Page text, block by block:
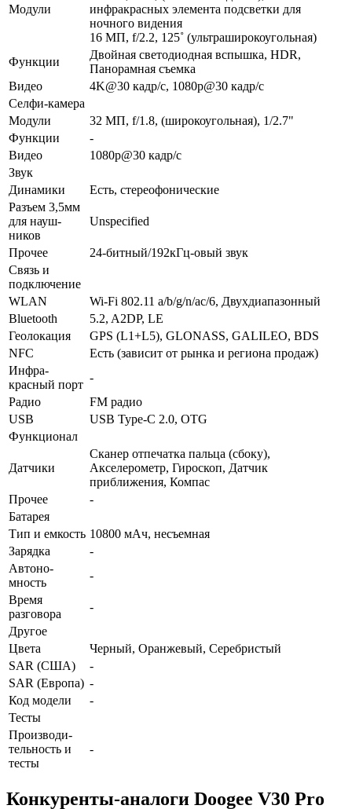
Модули
инфракрасных элемента подсветки для
ночного видения
16 МП, f/2.2, 125˚ (ультра­широкоугольная)
Функ­ции
Двойная светодиодная вспышка, HDR,
Панорамная съемка
Видео
4K@30 кадр/с, 1080p@30 кадр/с
Селфи-камера
Модули
32 МП, f/1.8, (широкоугольная), 1/2.7"
Функ­ции
-
Видео
1080p@30 кадр/с
Звук
Динамики
Есть, стереофонические
Разъем 3,5мм
для науш­
ников
Unspecified
Прочее
24-битный/192кГц-овый звук
Связь и
подключение
WLAN
Wi-Fi 802.11 a/b/g/n/ac/6, Двухдиапазонный
Bluetooth
5.2, A2DP, LE
Геолока­ция
GPS (L1+L5), GLONASS, GALILEO, BDS
NFC
Есть (зависит от рынка и региона продаж)
Инфра­
красный порт
-
Радио
FM радио
USB
USB Type-C 2.0, OTG
Функционал
Датчики
Сканер отпечатка пальца (сбоку),
Акселерометр, Гироскоп, Датчик
приближения, Компас
Прочее
-
Батарея
Тип и емкость 10800 мАч, несъемная
Зарядка
-
Автоно­
мность
-
Время
разговора
-
Другое
Цвета
Черный, Оранжевый, Серебристый
SAR (США)
-
SAR (Европа) -
Код модели
-
Тесты
Производи­
тельность и
тесты
-
Конкуренты-аналоги Doogee V30 Pro